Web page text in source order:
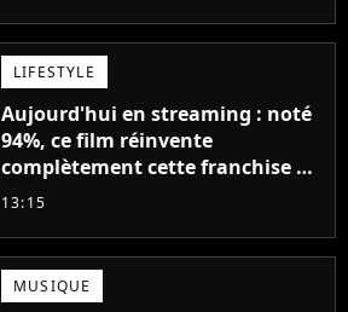
LIFESTYLE
Aujourd'hui en streaming : noté
94%, ce film réinvente
complètement cette franchise de
science-fiction vieille de 40 ans
13:15
MUSIQUE